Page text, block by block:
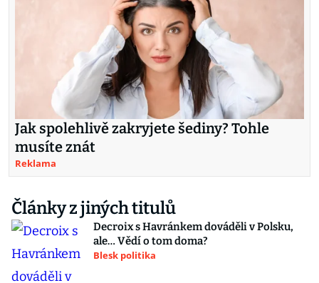
Jak spolehlivě zakryjete šediny? Tohle
musíte znát
Reklama
Články z jiných titulů
Decroix s Havránkem dováděli v Polsku,
ale… Vědí o tom doma?
Blesk politika